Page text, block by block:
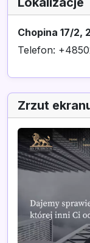
Chopina 17/2,
Telefon:
Zrzut